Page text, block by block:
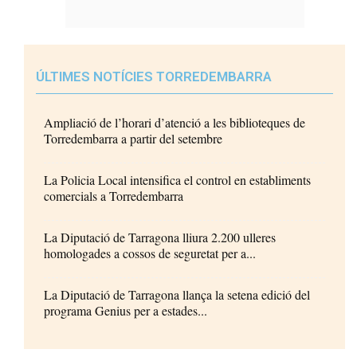
ÚLTIMES NOTÍCIES TORREDEMBARRA
Ampliació de l’horari d’atenció a les biblioteques de
Torredembarra a partir del setembre
La Policia Local intensifica el control en establiments
comercials a Torredembarra
La Diputació de Tarragona lliura 2.200 ulleres
homologades a cossos de seguretat per a...
La Diputació de Tarragona llança la setena edició del
programa Genius per a estades...